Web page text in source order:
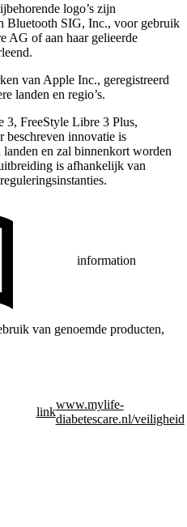
logo’s zijn
Bluetooth SIG, Inc., voor gebruik
AG of aan haar gelieerde
van Apple Inc., geregistreerd
landen en regio’s.
3, FreeStyle Libre 3 Plus,
innovatie is
en zal binnenkort worden
is afhankelijk van
information
van genoemde producten,
link
www.mylife-
diabetescare.nl/veiligheid